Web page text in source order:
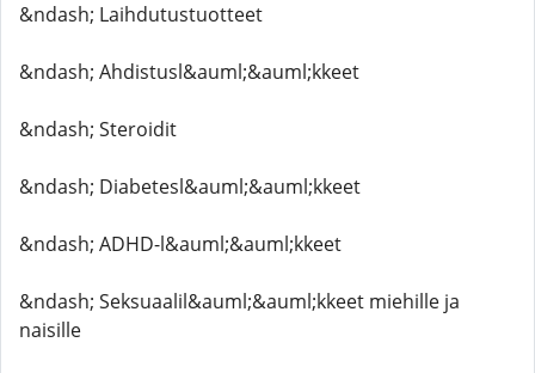
&ndash; Laihdutustuotteet
&ndash; Ahdistusl&auml;&auml;kkeet
&ndash; Steroidit
&ndash; Diabetesl&auml;&auml;kkeet
&ndash; ADHD-l&auml;&auml;kkeet
&ndash; Seksuaalil&auml;&auml;kkeet miehille ja
naisille